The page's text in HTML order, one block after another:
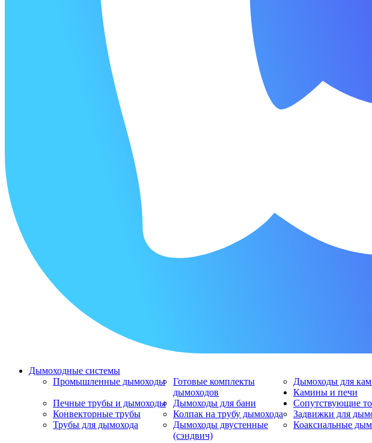
Дымоходные системы
Промышленные дымоходы
Готовые комплекты
дымоходов
Дымоходы для
Печные трубы и дымоходы Дымоходы для бани
Конвекторные трубы Колпак на трубу дымохода
Задвижки для
Трубы для дымохода
Дымоходы двустенные
(сэндвич)
Коаксиальные
Камины и печи
Сопутствующие